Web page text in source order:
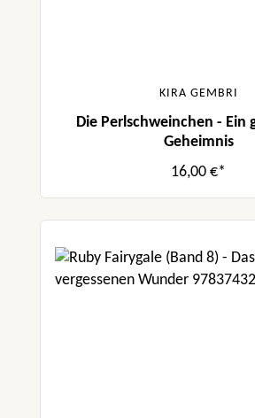
KIRA GEMBRI
Die Perlschweinchen - Ein
Geheimnis
16,00 €*